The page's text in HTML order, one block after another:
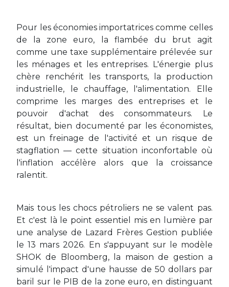
Pour les économies importatrices comme celles
de la zone euro, la flambée du brut agit
comme une taxe supplémentaire prélevée sur
les ménages et les entreprises. L'énergie plus
chère renchérit les transports, la production
industrielle, le chauffage, l'alimentation. Elle
comprime les marges des entreprises et le
pouvoir d'achat des consommateurs. Le
résultat, bien documenté par les économistes,
est un freinage de l'activité et un risque de
stagflation — cette situation inconfortable où
l'inflation accélère alors que la croissance
ralentit.
Mais tous les chocs pétroliers ne se valent pas.
Et c'est là le point essentiel mis en lumière par
une analyse de Lazard Frères Gestion publiée
le 13 mars 2026. En s'appuyant sur le modèle
SHOK de Bloomberg, la maison de gestion a
simulé l'impact d'une hausse de 50 dollars par
baril sur le PIB de la zone euro, en distinguant